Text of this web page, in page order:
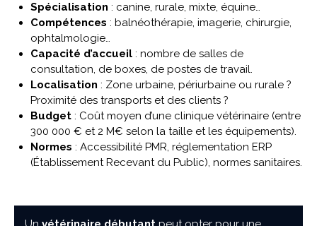
Spécialisation : canine, rurale, mixte, équine…
Compétences : balnéothérapie, imagerie, chirurgie,
ophtalmologie…
Capacité d’accueil: nombre de salles de
consultation, de boxes, de postes de travail.
Localisation : Zone urbaine, périurbaine ou rurale ?
Proximité des transports et des clients ?
Budget: Coût moyen d’une clinique vétérinaire (entre
300 000 € et 2 M€ selon la taille et les équipements).
Normes : Accessibilité PMR, réglementation ERP
(Établissement Recevant du Public), normes sanitaires.